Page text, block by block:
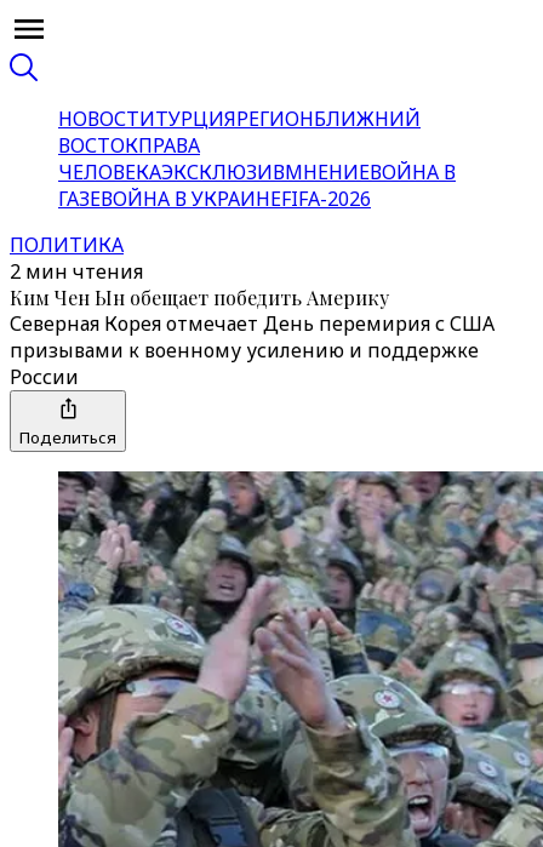
НОВОСТИТУРЦИЯРЕГИОНБЛИЖНИЙ
ВОСТОКПРАВА
ЧЕЛОВЕКАЭКСКЛЮЗИВМНЕНИЕВОЙНА В
ГАЗЕВОЙНА В УКРАИНЕFIFA-2026
ПОЛИТИКА
2 мин чтения
Ким Чен Ын обещает победить Америку
Северная Корея отмечает День перемирия с США
призывами к военному усилению и поддержке
России
Поделиться